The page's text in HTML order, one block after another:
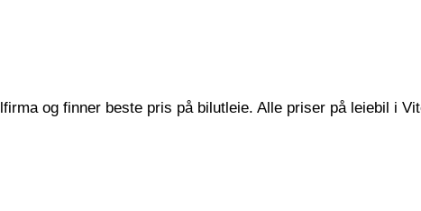
og finner beste pris på bilutleie. Alle priser på leiebil i